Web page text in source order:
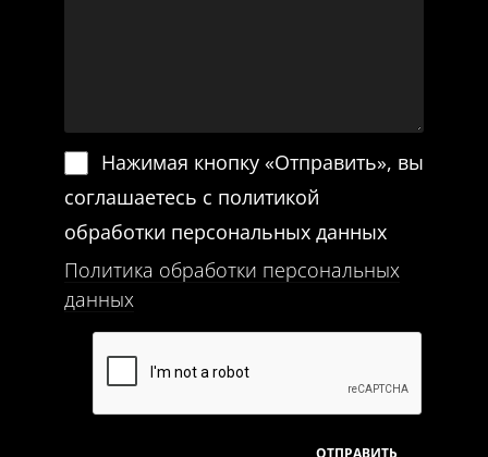
Нажимая кнопку «Отправить», вы
соглашаетесь с политикой
обработки персональных данных
Политика обработки персональных
данных